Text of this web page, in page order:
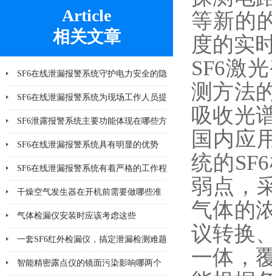
Article
相关文章
SF6在线泄漏报警系统守护电力安全的隐
形力量
SF6在线泄漏报警系统为现场工作人员提
供更多一层可靠保护
SF6泄露报警系统主要功能体现在哪些方
面
SF6在线泄漏报警系统具有明显的优势
SF6在线泄漏报警系统有着严格的工作程
序和要求
干燥空气发生器在开机前需要做哪些准
备工作
气体检漏仪安装时应该考虑这些
一套SF6红外检漏仪，搞定泄漏检测难题
智能精密露点仪的镜面污染影响哪两个
等新的
度的实
SF6激
测方法
吸收光
国内应
统的
弱点，
气体的
议转换
一体，